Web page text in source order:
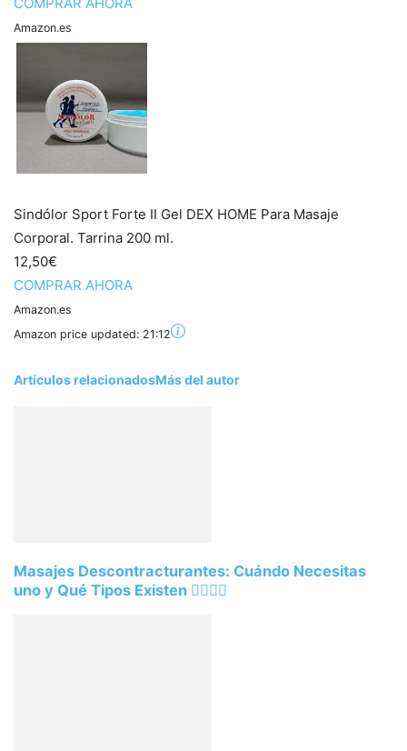
Amazon.es
Sindólor Sport Forte II Gel DEX HOME Para Masaje
Corporal. Tarrina 200 ml.
12,50€
COMPRAR AHORA
Amazon.es
Amazon price updated: 21:12
Artículos relacionadosMás del autor
Masajes Descontracturantes: Cuándo Necesitas
uno y Qué Tipos Existen 💆‍♂️💆‍♀️